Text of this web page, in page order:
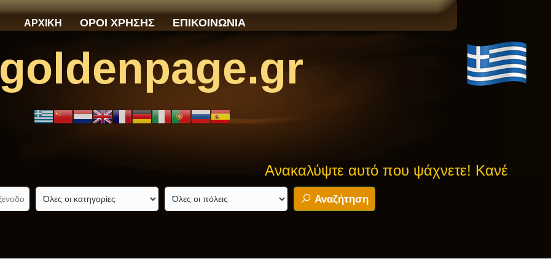
ΑΡΧΙΚΗ ΟΡΟΙ ΧΡΗΣΗΣ ΕΠΙΚΟΙΝΩΝΙΑ
goldenpage.gr
Ανακαλύψτε αυτό που ψάχνετε! Κανένας
Αναζήτηση